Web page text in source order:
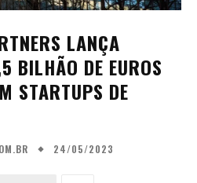
LANÇA
BILHÃO DE EUROS
STARTUPS DE
24/05/2023